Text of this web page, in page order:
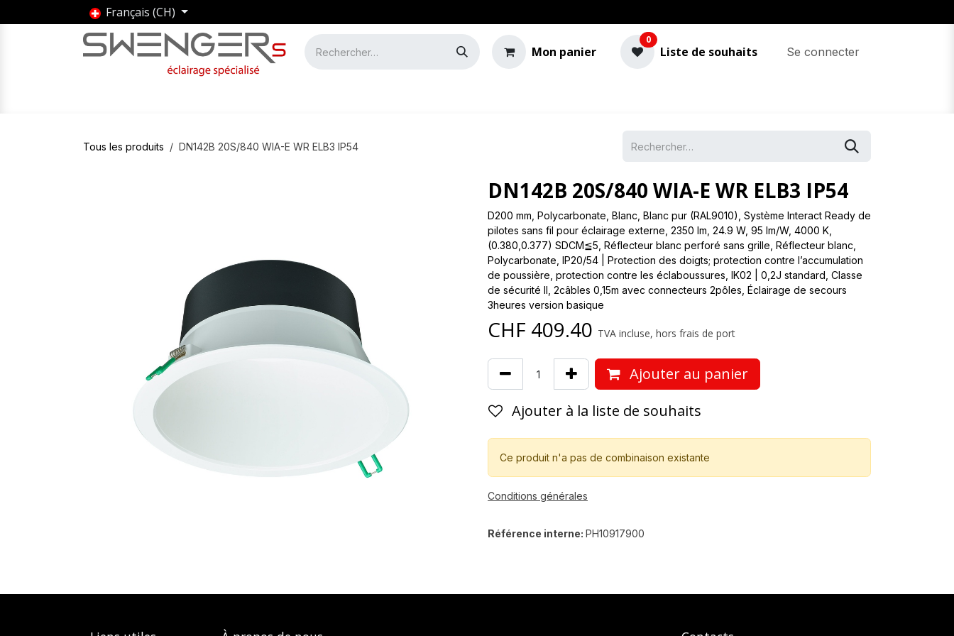
Se rendre au contenu
Français (CH)
Mon panier
0
Liste de souhaits Se connecter
Tous les produits DN142B 20S/840 WIA-E WR ELB3 IP54
DN142B 20S/840 WIA-E WR ELB3 IP54
D200 mm, Polycarbonate, Blanc, Blanc pur (RAL9010), Système Interact Ready de
pilotes sans fil pour éclairage externe, 2350 lm, 24.9 W, 95 lm/W, 4000 K,
(0.380,0.377) SDCM≦5, Réflecteur blanc perforé sans grille, Réflecteur blanc,
Polycarbonate, IP20/54 | Protection des doigts; protection contre l’accumulation
de poussière, protection contre les éclaboussures, IK02 | 0,2J standard, Classe
de sécurité II, 2câbles 0,15m avec connecteurs 2pôles, Éclairage de secours
3heures version basique
CHF 409.40 TVA incluse, hors frais de port
Ajouter au panier
Ajouter à la liste de souhaits
Ce produit n'a pas de combinaison existante
Conditions générales
Référence interne: PH10917900